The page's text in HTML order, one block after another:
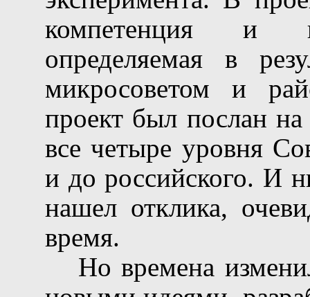
компетенция и
определяемая в
микросоветом и
проект был послан
все четыре уровня
и до российского. И
нашел отклика,
время.
Но времена